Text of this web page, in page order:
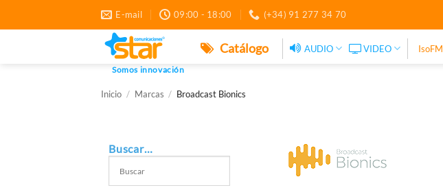
contenido
E-mail 09:00 - 18:00 (+34) 91 277 34 70
Somos innovación
Catálogo AUDIO VIDEO IsoFM
Inicio / Marcas / Broadcast Bionics
Buscar…